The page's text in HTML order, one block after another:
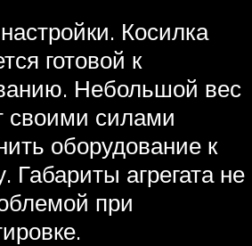
Косилка
готовой к
Небольшой вес
своими силами
оборудование к
Габариты агрегата не
при